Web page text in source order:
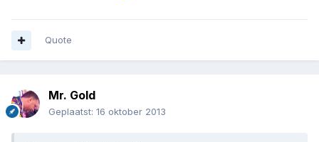
Quote
Mr. Gold
Geplaatst: 16 oktober 2013